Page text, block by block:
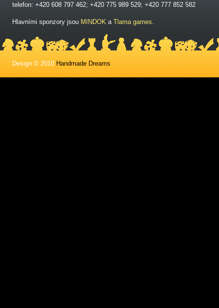
telefon: +420 608 797 462; +420 775 989 529; +420 777 852 582
Hlavními sponzory jsou MINDOK a Tlama games.
Design © 2010 Handmade Dreams